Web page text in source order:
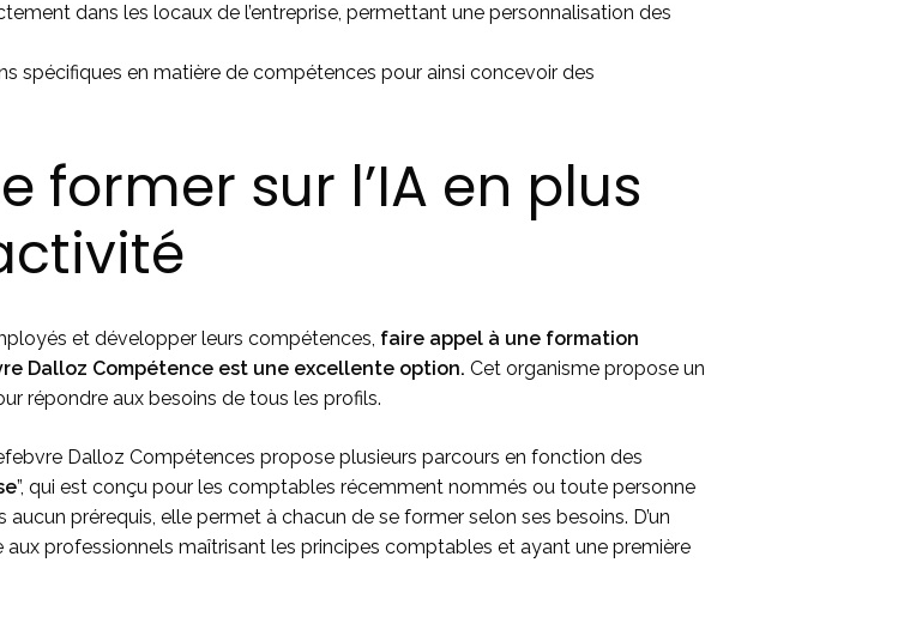
dans les locaux de l’entreprise, permettant une personnalisation des
spécifiques en matière de compétences pour ainsi concevoir des
former sur l’IA en plus
et développer leurs compétences, faire appel à une formation
Dalloz Compétence est une excellente option. Cet organisme propose un
répondre aux besoins de tous les profils.
Dalloz Compétences propose plusieurs parcours en fonction des
”, qui est conçu pour les comptables récemment nommés ou toute personne
prérequis, elle permet à chacun de se former selon ses besoins. D’un
aux professionnels maîtrisant les principes comptables et ayant une première